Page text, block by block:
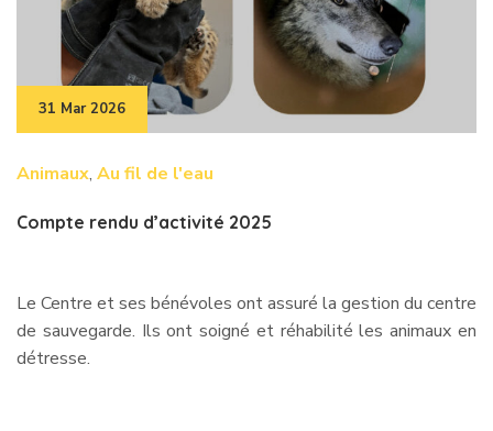
31 Mar 2026
Animaux, Au fil de l'eau
Compte rendu d’activité 2025
Le Centre et ses bénévoles ont assuré la gestion du centre
de sauvegarde. Ils ont soigné et réhabilité les animaux en
détresse.